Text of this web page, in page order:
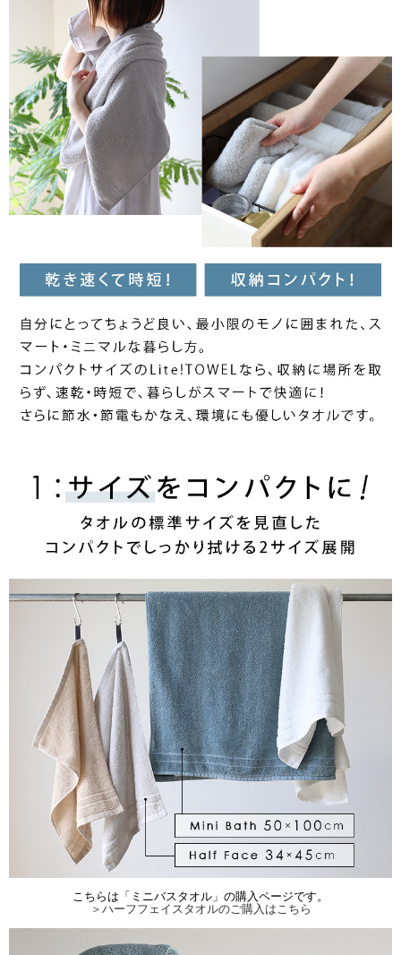
こちらは「ミニバスタオル」の購入ページです。
＞ハーフフェイスタオルのご購入はこちら